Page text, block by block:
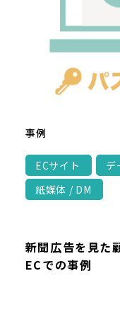
事例
ECサイト デ
紙媒体 / DM
新聞広告を見た
ECでの事例